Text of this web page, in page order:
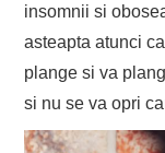
insomnii si
asteapta atunci
plange si va
si nu se va opri